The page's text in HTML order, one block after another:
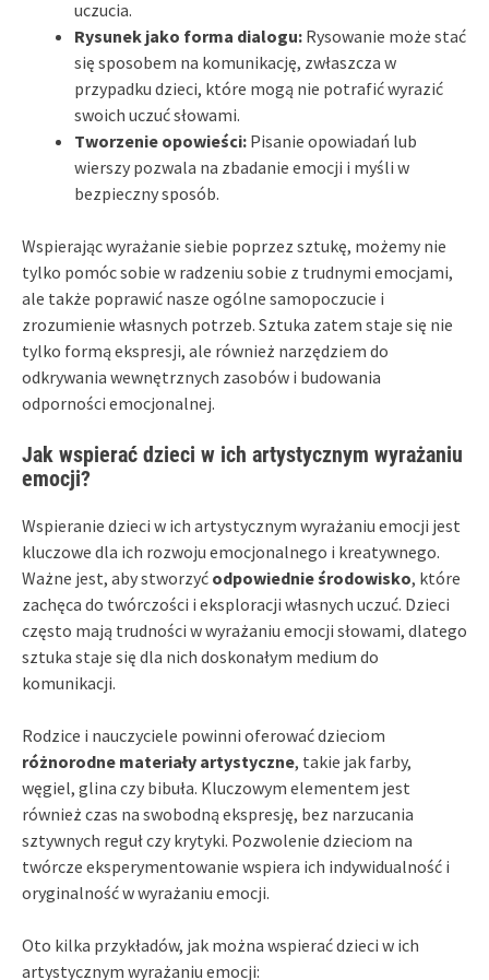
uczucia.
Rysunek jako forma dialogu: Rysowanie może stać
się sposobem na komunikację, zwłaszcza w
przypadku dzieci, które mogą nie potrafić wyrazić
swoich uczuć słowami.
Tworzenie opowieści: Pisanie opowiadań lub
wierszy pozwala na zbadanie emocji i myśli w
bezpieczny sposób.
Wspierając wyrażanie siebie poprzez sztukę, możemy nie
tylko pomóc sobie w radzeniu sobie z trudnymi emocjami,
ale także poprawić nasze ogólne samopoczucie i
zrozumienie własnych potrzeb. Sztuka zatem staje się nie
tylko formą ekspresji, ale również narzędziem do
odkrywania wewnętrznych zasobów i budowania
odporności emocjonalnej.
Jak wspierać dzieci w ich artystycznym wyrażaniu
emocji?
Wspieranie dzieci w ich artystycznym wyrażaniu emocji jest
kluczowe dla ich rozwoju emocjonalnego i kreatywnego.
Ważne jest, aby stworzyć odpowiednie środowisko, które
zachęca do twórczości i eksploracji własnych uczuć. Dzieci
często mają trudności w wyrażaniu emocji słowami, dlatego
sztuka staje się dla nich doskonałym medium do
komunikacji.
Rodzice i nauczyciele powinni oferować dzieciom
różnorodne materiały artystyczne, takie jak farby,
węgiel, glina czy bibuła. Kluczowym elementem jest
również czas na swobodną ekspresję, bez narzucania
sztywnych reguł czy krytyki. Pozwolenie dzieciom na
twórcze eksperymentowanie wspiera ich indywidualność i
oryginalność w wyrażaniu emocji.
Oto kilka przykładów, jak można wspierać dzieci w ich
artystycznym wyrażaniu emocji: